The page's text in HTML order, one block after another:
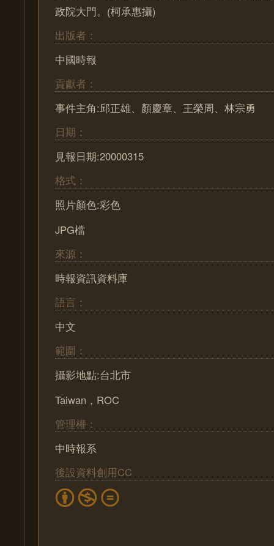
政院大門。(柯承惠攝)
出版者：
中國時報
貢獻者：
事件主角:邱正雄、顏慶章、王榮周、林宗勇
日期：
見報日期:20000315
格式：
照片顏色:彩色
JPG檔
來源：
時報資訊資料庫
語言：
中文
範圍：
攝影地點:台北市
Taiwan，ROC
管理權：
中時報系
後設資料創用CC